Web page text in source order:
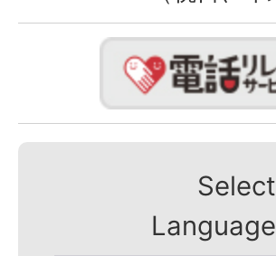
Select
Language